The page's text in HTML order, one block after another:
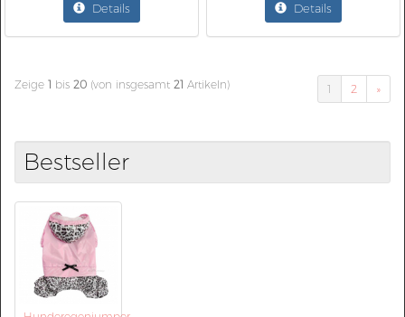
Details Details
Zeige 1 bis 20 (von insgesamt 21 Artikeln) 1 2 »
Bestseller